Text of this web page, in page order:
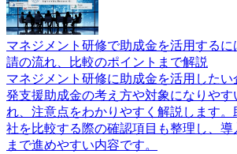
マネジメント研修で助成金を活用するに
請の流れ、比較のポイントまで解説
マネジメント研修に助成金を活用したい
発支援助成金の考え方や対象になりや
れ、注意点をわかりやすく解説します
社を比較する際の確認項目も整理し、
まで進めやすい内容です。